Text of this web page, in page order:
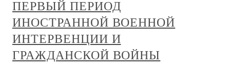
ПЕРВЫЙ ПЕРИОД
ИНОСТРАННОЙ ВОЕННОЙ
ИНТЕРВЕНЦИИ И
ГРАЖДАНСКОЙ ВОЙНЫ